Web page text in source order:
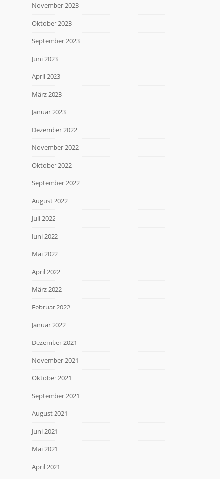
November 2023
Oktober 2023
September 2023
Juni 2023
April 2023
März 2023
Januar 2023
Dezember 2022
November 2022
Oktober 2022
September 2022
August 2022
Juli 2022
Juni 2022
Mai 2022
April 2022
März 2022
Februar 2022
Januar 2022
Dezember 2021
November 2021
Oktober 2021
September 2021
August 2021
Juni 2021
Mai 2021
April 2021